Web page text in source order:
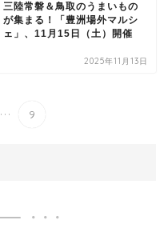
三陸常磐＆鳥取のうまいもの
が集まる！「豊洲場外マルシ
ェ」、11月15日（土）開催
2025年11月13日
... 9